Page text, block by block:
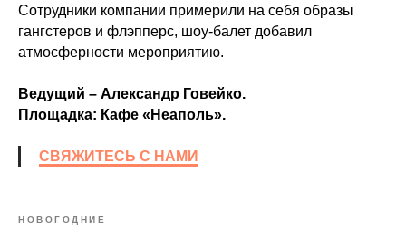
Сотрудники компании примерили на себя образы
гангстеров и флэпперс, шоу-балет добавил
атмосферности мероприятию.
Ведущий – Александр Говейко.
Площадка: Кафе «Неаполь».
СВЯЖИТЕСЬ С НАМИ
НОВОГОДНИЕ